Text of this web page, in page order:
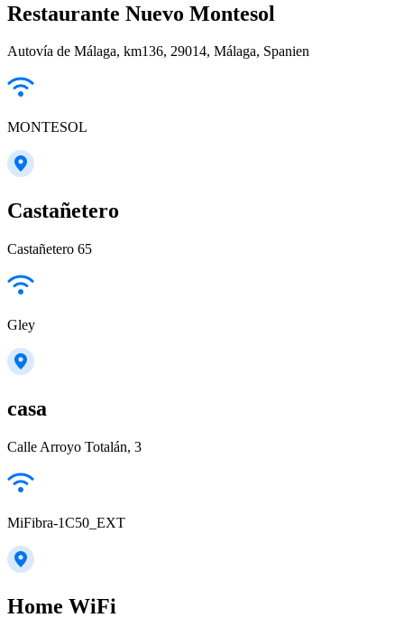
Restaurante Nuevo Montesol
Autovía de Málaga, km136, 29014, Málaga, Spanien
MONTESOL
Castañetero
Castañetero 65
Gley
casa
Calle Arroyo Totalán, 3
MiFibra-1C50_EXT
Home WiFi